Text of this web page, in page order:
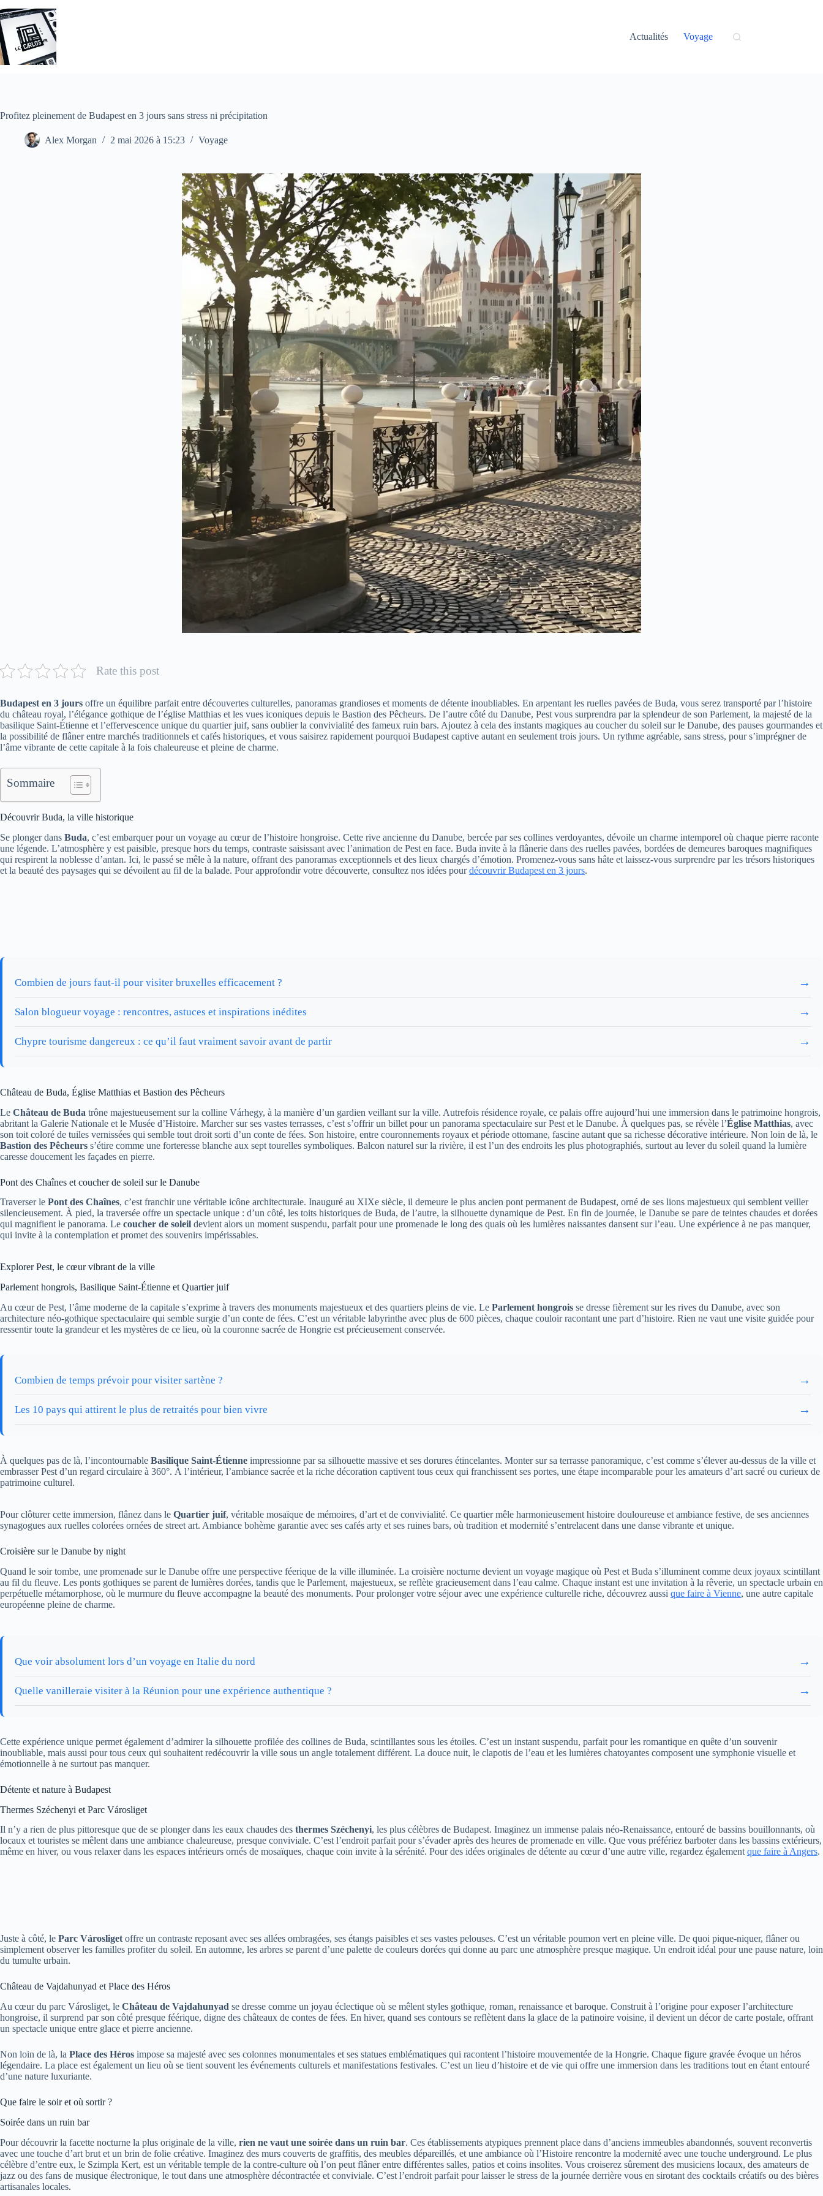
au
contenu
Actualités
Voyage
Profitez pleinement de Budapest en 3 jours sans stress ni précipitation
Alex Morgan 2 mai 2026 à 15:23 Voyage
Rate this post
Budapest en 3 jours offre un équilibre parfait entre découvertes culturelles, panoramas grandioses et moments de détente inoubliables. En arpentant les ruelles pavées de Buda, vous serez transporté par l’histoire
du château royal, l’élégance gothique de l’église Matthias et les vues iconiques depuis le Bastion des Pêcheurs. De l’autre côté du Danube, Pest vous surprendra par la splendeur de son Parlement, la majesté de la
basilique Saint-Étienne et l’effervescence unique du quartier juif, sans oublier la convivialité des fameux ruin bars. Ajoutez à cela des instants magiques au coucher du soleil sur le Danube, des pauses gourmandes et
la possibilité de flâner entre marchés traditionnels et cafés historiques, et vous saisirez rapidement pourquoi Budapest captive autant en seulement trois jours. Un rythme agréable, sans stress, pour s’imprégner de
l’âme vibrante de cette capitale à la fois chaleureuse et pleine de charme.
Sommaire
Découvrir Buda, la ville historique
Se plonger dans Buda, c’est embarquer pour un voyage au cœur de l’histoire hongroise. Cette rive ancienne du Danube, bercée par ses collines verdoyantes, dévoile un charme intemporel où chaque pierre raconte
une légende. L’atmosphère y est paisible, presque hors du temps, contraste saisissant avec l’animation de Pest en face. Buda invite à la flânerie dans des ruelles pavées, bordées de demeures baroques magnifiques
qui respirent la noblesse d’antan. Ici, le passé se mêle à la nature, offrant des panoramas exceptionnels et des lieux chargés d’émotion. Promenez-vous sans hâte et laissez-vous surprendre par les trésors historiques
et la beauté des paysages qui se dévoilent au fil de la balade. Pour approfondir votre découverte, consultez nos idées pourdécouvrir Budapest en 3 jours.
Combien de jours faut-il pour visiter bruxelles efficacement ? →
Salon blogueur voyage : rencontres, astuces et inspirations inédites →
Chypre tourisme dangereux : ce qu’il faut vraiment savoir avant de partir →
Château de Buda, Église Matthias et Bastion des Pêcheurs
Le Château de Buda trône majestueusement sur la colline Várhegy, à la manière d’un gardien veillant sur la ville. Autrefois résidence royale, ce palais offre aujourd’hui une immersion dans le patrimoine hongrois,
abritant la Galerie Nationale et le Musée d’Histoire. Marcher sur ses vastes terrasses, c’est s’offrir un billet pour un panorama spectaculaire sur Pest et le Danube. À quelques pas, se révèle l’Église Matthias, avec
son toit coloré de tuiles vernissées qui semble tout droit sorti d’un conte de fées. Son histoire, entre couronnements royaux et période ottomane, fascine autant que sa richesse décorative intérieure. Non loin de là, le
Bastion des Pêcheurs s’étire comme une forteresse blanche aux sept tourelles symboliques. Balcon naturel sur la rivière, il est l’un des endroits les plus photographiés, surtout au lever du soleil quand la lumière
caresse doucement les façades en pierre.
Pont des Chaînes et coucher de soleil sur le Danube
Traverser le Pont des Chaînes, c’est franchir une véritable icône architecturale. Inauguré au XIXe siècle, il demeure le plus ancien pont permanent de Budapest, orné de ses lions majestueux qui semblent veiller
silencieusement. À pied, la traversée offre un spectacle unique : d’un côté, les toits historiques de Buda, de l’autre, la silhouette dynamique de Pest. En fin de journée, le Danube se pare de teintes chaudes et dorées
qui magnifient le panorama. Le coucher de soleil devient alors un moment suspendu, parfait pour une promenade le long des quais où les lumières naissantes dansent sur l’eau. Une expérience à ne pas manquer,
qui invite à la contemplation et promet des souvenirs impérissables.
Explorer Pest, le cœur vibrant de la ville
Parlement hongrois, Basilique Saint-Étienne et Quartier juif
Au cœur de Pest, l’âme moderne de la capitale s’exprime à travers des monuments majestueux et des quartiers pleins de vie. Le Parlement hongrois se dresse fièrement sur les rives du Danube, avec son
architecture néo-gothique spectaculaire qui semble surgie d’un conte de fées. C’est un véritable labyrinthe avec plus de 600 pièces, chaque couloir racontant une part d’histoire. Rien ne vaut une visite guidée pour
ressentir toute la grandeur et les mystères de ce lieu, où la couronne sacrée de Hongrie est précieusement conservée.
Combien de temps prévoir pour visiter sartène ? →
Les 10 pays qui attirent le plus de retraités pour bien vivre →
À quelques pas de là, l’incontournable Basilique Saint-Étienne impressionne par sa silhouette massive et ses dorures étincelantes. Monter sur sa terrasse panoramique, c’est comme s’élever au-dessus de la ville et
embrasser Pest d’un regard circulaire à 360°. À l’intérieur, l’ambiance sacrée et la riche décoration captivent tous ceux qui franchissent ses portes, une étape incomparable pour les amateurs d’art sacré ou curieux de
patrimoine culturel.
Pour clôturer cette immersion, flânez dans le Quartier juif, véritable mosaïque de mémoires, d’art et de convivialité. Ce quartier mêle harmonieusement histoire douloureuse et ambiance festive, de ses anciennes
synagogues aux ruelles colorées ornées de street art. Ambiance bohème garantie avec ses cafés arty et ses ruines bars, où tradition et modernité s’entrelacent dans une danse vibrante et unique.
Croisière sur le Danube by night
Quand le soir tombe, une promenade sur le Danube offre une perspective féerique de la ville illuminée. La croisière nocturne devient un voyage magique où Pest et Buda s’illuminent comme deux joyaux scintillant
au fil du fleuve. Les ponts gothiques se parent de lumières dorées, tandis que le Parlement, majestueux, se reflète gracieusement dans l’eau calme. Chaque instant est une invitation à la rêverie, un spectacle urbain en
perpétuelle métamorphose, où le murmure du fleuve accompagne la beauté des monuments. Pour prolonger votre séjour avec une expérience culturelle riche, découvrez aussi que faire à Vienne, une autre capitale
européenne pleine de charme.
Que voir absolument lors d’un voyage en Italie du nord →
Quelle vanilleraie visiter à la Réunion pour une expérience authentique ? →
Cette expérience unique permet également d’admirer la silhouette profilée des collines de Buda, scintillantes sous les étoiles. C’est un instant suspendu, parfait pour les romantique en quête d’un souvenir
inoubliable, mais aussi pour tous ceux qui souhaitent redécouvrir la ville sous un angle totalement différent. La douce nuit, le clapotis de l’eau et les lumières chatoyantes composent une symphonie visuelle et
émotionnelle à ne surtout pas manquer.
Détente et nature à Budapest
Thermes Széchenyi et Parc Városliget
Il n’y a rien de plus pittoresque que de se plonger dans les eaux chaudes des thermes Széchenyi, les plus célèbres de Budapest. Imaginez un immense palais néo-Renaissance, entouré de bassins bouillonnants, où
locaux et touristes se mêlent dans une ambiance chaleureuse, presque conviviale. C’est l’endroit parfait pour s’évader après des heures de promenade en ville. Que vous préfériez barboter dans les bassins extérieurs,
même en hiver, ou vous relaxer dans les espaces intérieurs ornés de mosaïques, chaque coin invite à la sérénité. Pour des idées originales de détente au cœur d’une autre ville, regardez également que faire à Angers.
Juste à côté, le Parc Városliget offre un contraste reposant avec ses allées ombragées, ses étangs paisibles et ses vastes pelouses. C’est un véritable poumon vert en pleine ville. De quoi pique-niquer, flâner ou
simplement observer les familles profiter du soleil. En automne, les arbres se parent d’une palette de couleurs dorées qui donne au parc une atmosphère presque magique. Un endroit idéal pour une pause nature, loin
du tumulte urbain.
Château de Vajdahunyad et Place des Héros
Au cœur du parc Városliget, le Château de Vajdahunyad se dresse comme un joyau éclectique où se mêlent styles gothique, roman, renaissance et baroque. Construit à l’origine pour exposer l’architecture
hongroise, il surprend par son côté presque féérique, digne des châteaux de contes de fées. En hiver, quand ses contours se reflètent dans la glace de la patinoire voisine, il devient un décor de carte postale, offrant
un spectacle unique entre glace et pierre ancienne.
Non loin de là, la Place des Héros impose sa majesté avec ses colonnes monumentales et ses statues emblématiques qui racontent l’histoire mouvementée de la Hongrie. Chaque figure gravée évoque un héros
légendaire. La place est également un lieu où se tient souvent les événements culturels et manifestations festivales. C’est un lieu d’histoire et de vie qui offre une immersion dans les traditions tout en étant entouré
d’une nature luxuriante.
Que faire le soir et où sortir ?
Soirée dans un ruin bar
Pour découvrir la facette nocturne la plus originale de la ville, rien ne vaut une soirée dans un ruin bar. Ces établissements atypiques prennent place dans d’anciens immeubles abandonnés, souvent reconvertis
avec une touche d’art brut et un brin de folie créative. Imaginez des murs couverts de graffitis, des meubles dépareillés, et une ambiance où l’Histoire rencontre la modernité avec une touche underground. Le plus
célèbre d’entre eux, le Szimpla Kert, est un véritable temple de la contre-culture où l’on peut flâner entre différentes salles, patios et coins insolites. Vous croiserez sûrement des musiciens locaux, des amateurs de
jazz ou des fans de musique électronique, le tout dans une atmosphère décontractée et conviviale. C’est l’endroit parfait pour laisser le stress de la journée derrière vous en sirotant des cocktails créatifs ou des bières
artisanales locales.